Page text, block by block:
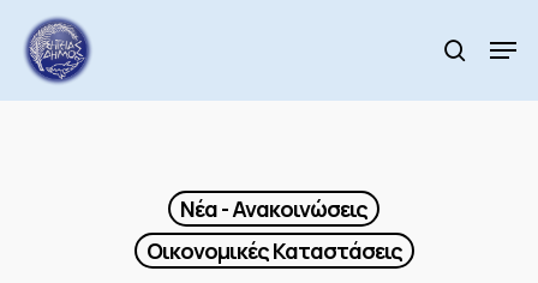
main
content
search
Νέα - Ανακοινώσεις
Οικονομικές Καταστάσεις
Menu